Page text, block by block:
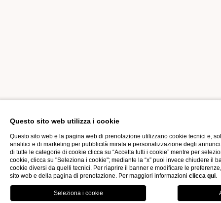
OFFERTE GALLERY
Questo sito web utilizza i cookie
Questo sito web e la pagina web di prenotazione utilizzano cookie tecnici e,
analitici e di marketing per pubblicità mirata e personalizzazione degli
di tutte le categorie di cookie clicca su “Accetta tutti i cookie” mentre per
cookie, clicca su "Seleziona i cookie"; mediante la “x” puoi invece chiudere il
cookie diversi da quelli tecnici. Per riaprire il banner e modificare le
sito web e della pagina di prenotazione. Per maggiori informazioni clicca qui.